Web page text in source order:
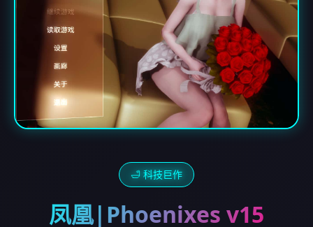
🛁 科技巨作
凤凰|Phoenixes v15